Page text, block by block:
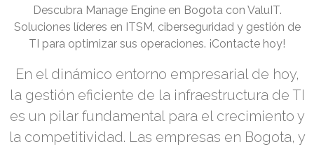
Descubra Manage Engine en Bogota con ValuIT.
Soluciones líderes en ITSM, ciberseguridad y gestión de
TI para optimizar sus operaciones. ¡Contacte hoy!
En el dinámico entorno empresarial de hoy,
la gestión eficiente de la infraestructura de TI
es un pilar fundamental para el crecimiento y
la competitividad. Las empresas en Bogota, y